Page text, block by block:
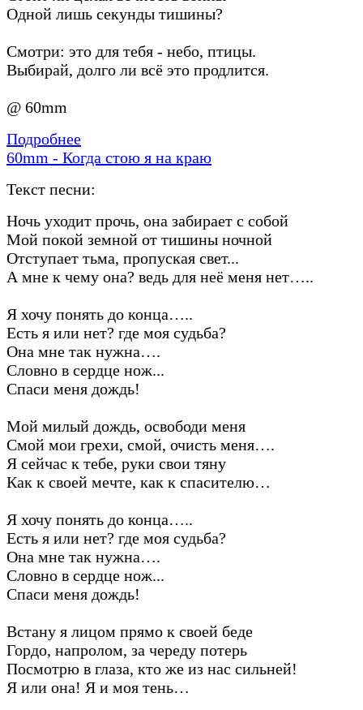
Одной лишь секунды тишины?
Смотри: это для тебя - небо, птицы.
Выбирай, долго ли всё это продлится.
@ 60mm
Подробнее
60mm - Когда стою я на краю
Текст песни:
Ночь уходит прочь, она забирает с собой
Мой покой земной от тишины ночной
Отступает тьма, пропуская свет...
А мне к чему она? ведь для неё меня нет…..
Я хочу понять до конца…..
Есть я или нет? где моя судьба?
Она мне так нужна….
Словно в сердце нож...
Спаси меня дождь!
Мой милый дождь, освободи меня
Смой мои грехи, смой, очисть меня….
Я сейчас к тебе, руки свои тяну
Как к своей мечте, как к спасителю…
Я хочу понять до конца…..
Есть я или нет? где моя судьба?
Она мне так нужна….
Словно в сердце нож...
Спаси меня дождь!
Встану я лицом прямо к своей беде
Гордо, напролом, за череду потерь
Посмотрю в глаза, кто же из нас сильней!
Я или она! Я и моя тень…